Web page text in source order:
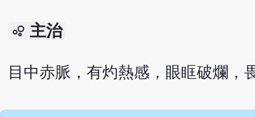
bubble_chart 主治
目中赤脈，有灼熱感，眼眶破爛，